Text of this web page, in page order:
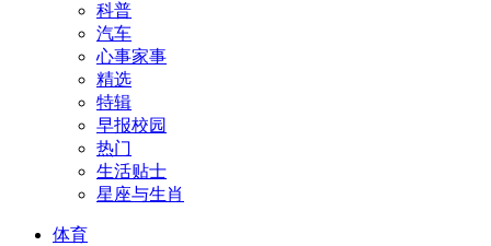
科普
汽车
心事家事
精选
特辑
早报校园
热门
生活贴士
星座与生肖
体育